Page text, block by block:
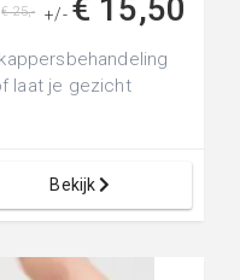
+/- € 15,50
€ 25,-
laat je gezicht
Bekijk